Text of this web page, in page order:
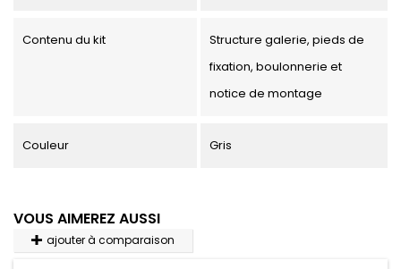
Contenu du kit
Structure galerie, pieds de
fixation, boulonnerie et
notice de montage
Couleur Gris
VOUS AIMEREZ AUSSI
ajouter à comparaison